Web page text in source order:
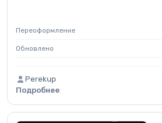
Переоформление
Обновлено
Perekup
Подробнее